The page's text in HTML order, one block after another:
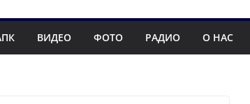
ВИДЕО ФОТО РАДИО О НАС